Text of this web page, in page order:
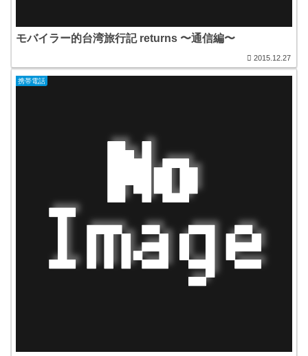
モバイラー的台湾旅行記 returns 〜通信編〜
2015.12.27
携帯電話